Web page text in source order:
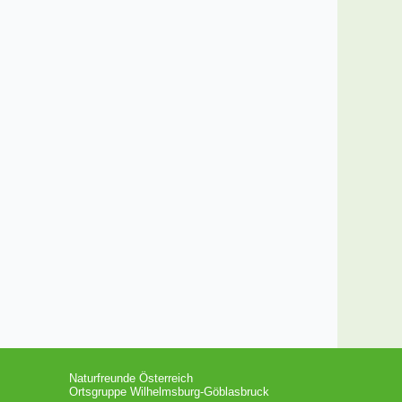
Naturfreunde Österreich
Ortsgruppe Wilhelmsburg-Göblasbruck